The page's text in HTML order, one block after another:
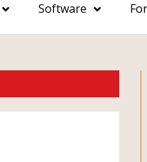
Software